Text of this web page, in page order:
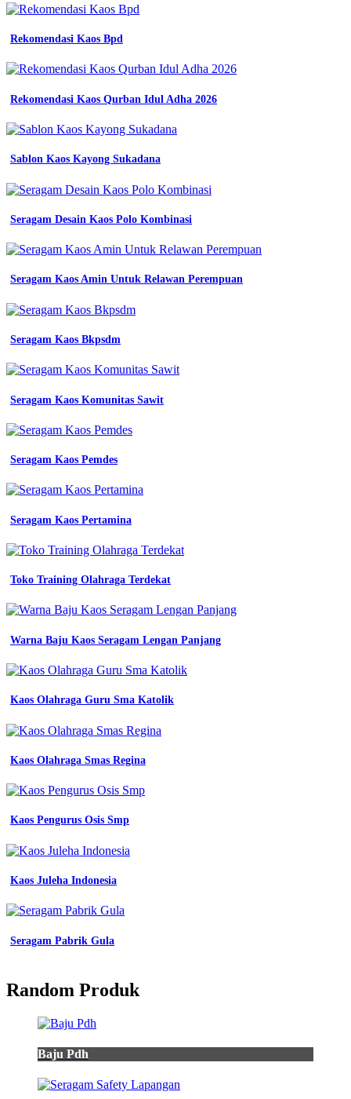
Rekomendasi Kaos Bpd
Rekomendasi Kaos Qurban Idul Adha 2026
Sablon Kaos Kayong Sukadana
Seragam Desain Kaos Polo Kombinasi
Seragam Kaos Amin Untuk Relawan Perempuan
Seragam Kaos Bkpsdm
Seragam Kaos Komunitas Sawit
Seragam Kaos Pemdes
Seragam Kaos Pertamina
Toko Training Olahraga Terdekat
Warna Baju Kaos Seragam Lengan Panjang
Kaos Olahraga Guru Sma Katolik
Kaos Olahraga Smas Regina
Kaos Pengurus Osis Smp
Kaos Juleha Indonesia
Seragam Pabrik Gula
Random Produk
Baju Pdh